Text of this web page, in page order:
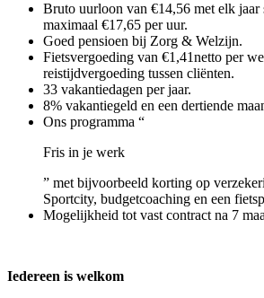
Bruto uurloon van €14,56 met elk jaar
maximaal €17,65 per uur.
Goed pensioen bij Zorg & Welzijn.
Fietsvergoeding van €1,41netto per
reistijdvergoeding tussen cliënten.
33 vakantiedagen per jaar.
8% vakantiegeld en een dertiende
Ons programma “
Fris in je werk
” met bijvoorbeeld korting op
Sportcity, budgetcoaching en een
Mogelijkheid tot vast contract na 7
Iedereen is welkom